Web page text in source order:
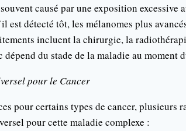
causé par une exposition excessive
est détecté tôt, les mélanomes plus
incluent la chirurgie, la
du stade de la maladie au moment
pour le Cancer
pour certains types de cancer, plusieurs
pour cette maladie complexe :